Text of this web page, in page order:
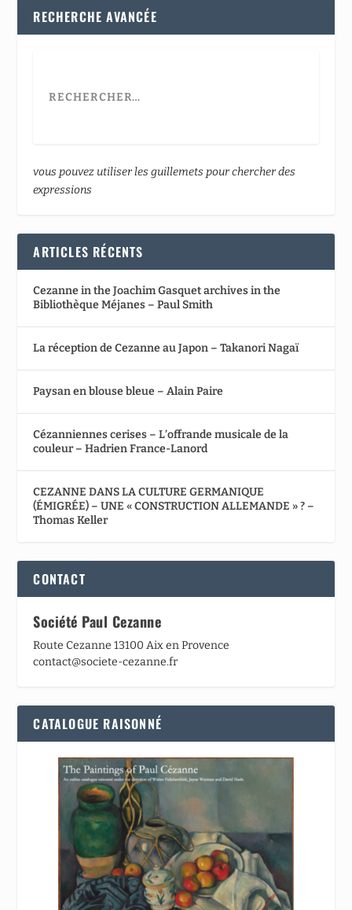
RECHERCHE AVANCÉE
vous pouvez utiliser les guillemets pour chercher des
expressions
ARTICLES RÉCENTS
Cezanne in the Joachim Gasquet archives in the
Bibliothèque Méjanes – Paul Smith
La réception de Cezanne au Japon – Takanori Nagaï
Paysan en blouse bleue – Alain Paire
Cézanniennes cerises – L’offrande musicale de la
couleur – Hadrien France-Lanord
CEZANNE DANS LA CULTURE GERMANIQUE
(ÉMIGRÉE) – UNE « CONSTRUCTION ALLEMANDE » ? –
Thomas Keller
CONTACT
Société Paul Cezanne
Route Cezanne 13100 Aix en Provence
contact@societe-cezanne.fr
CATALOGUE RAISONNÉ